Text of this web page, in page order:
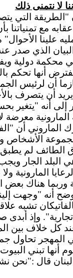
لا نتمنى ذلك
التي
مع تمنياتنا
علينا
الذي صدر
محكمة
أنها تحكم
أن لرئيس
يريد أن
أنه "يتغير
الماروني أن
الأشخاص
لم يطبق
الجار
المارونية
هناك بعض
أنه "وجهت
بالفاتيكان
وإذ
كل خلاف بين
المهجر
تبني
قال :"نحن